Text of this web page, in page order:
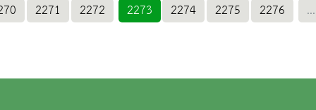
2271 2272 2273 2274 2275 2276 ...